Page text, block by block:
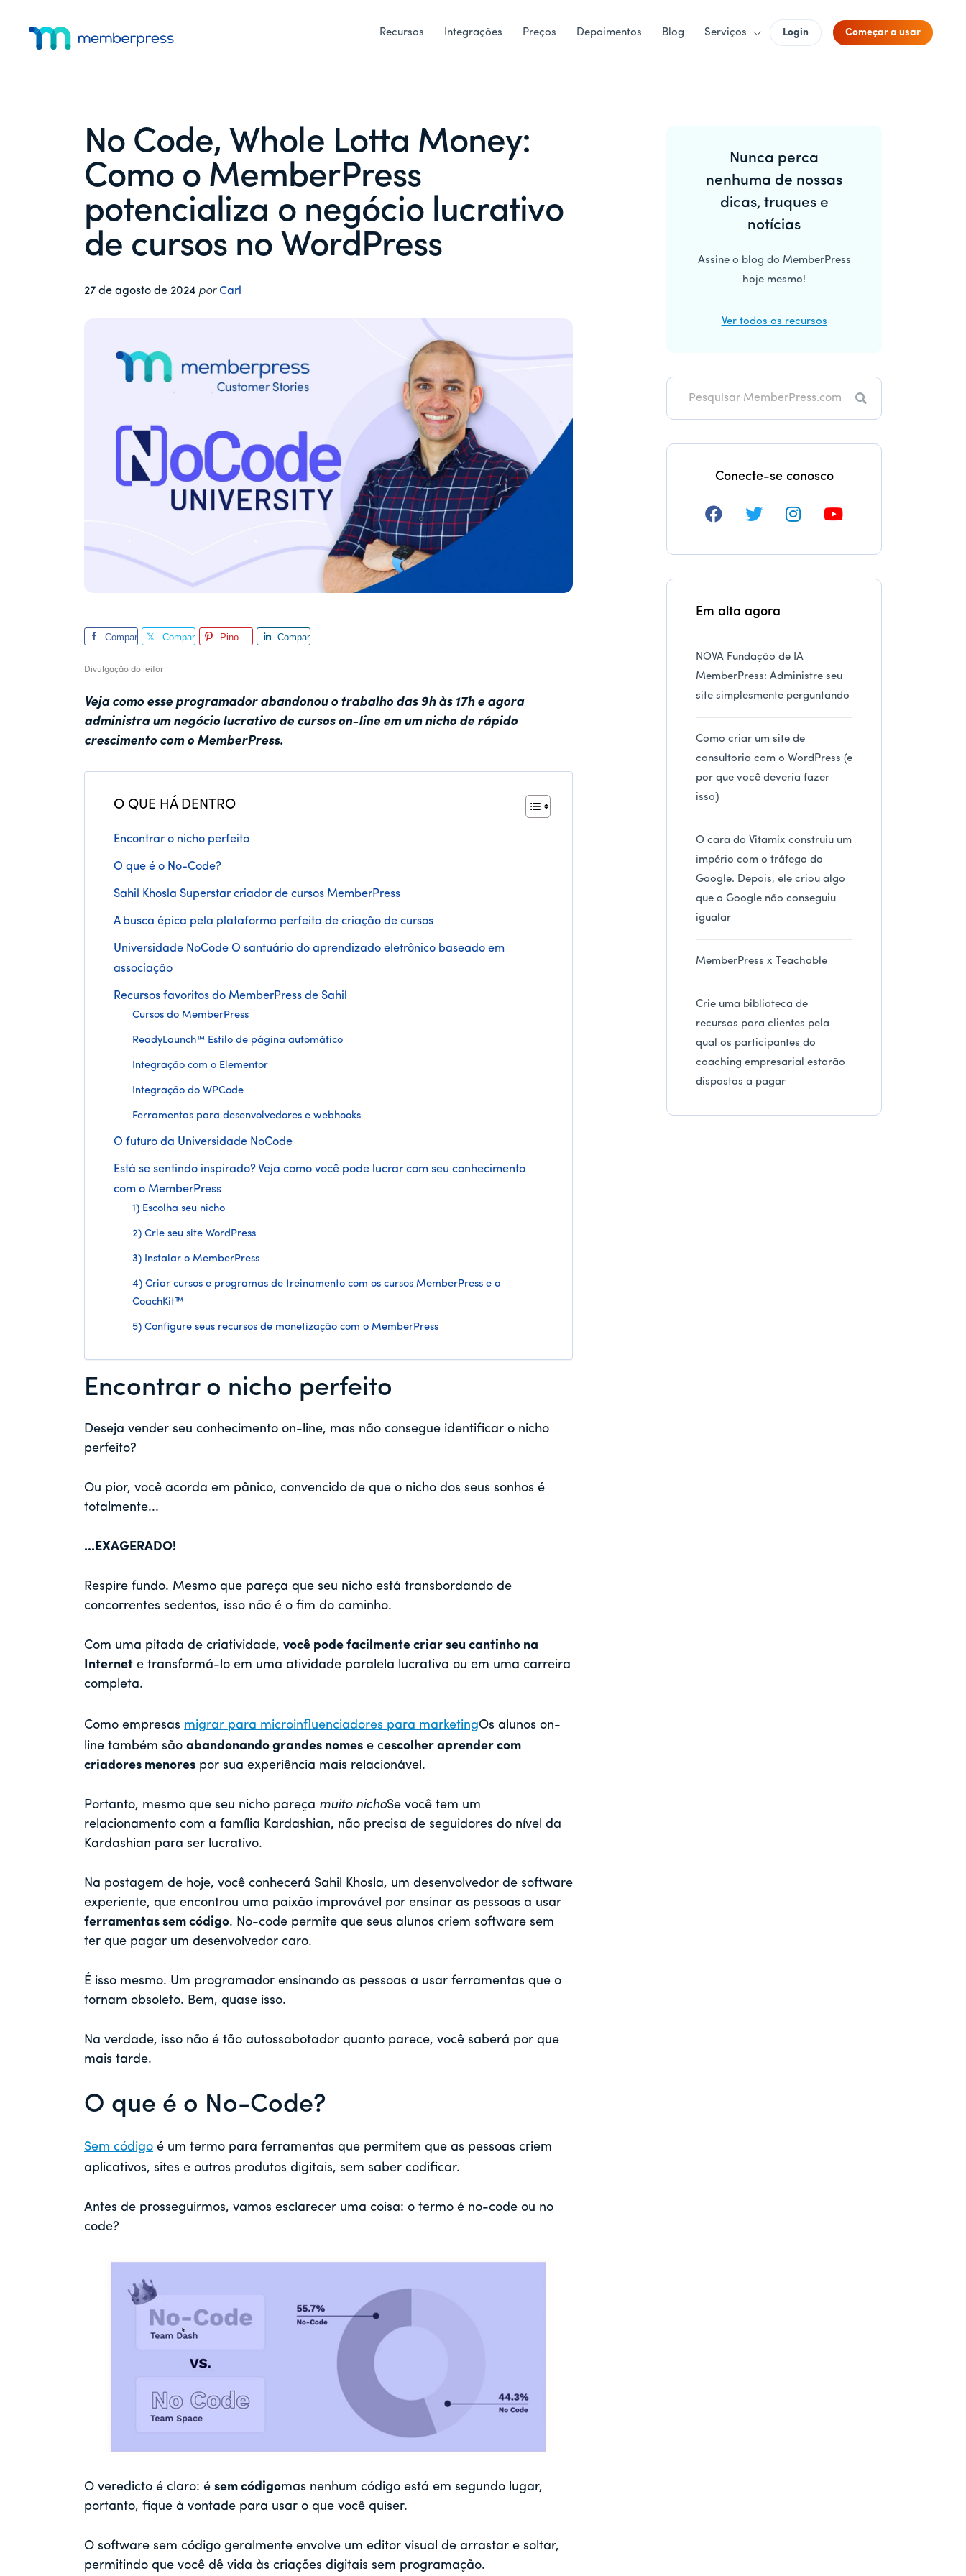
adicional
associação
Recursos Integrações Preços Depoimentos Blog Serviços Login Começar a usar
No Code, Whole Lotta Money:
Como o MemberPress
potencializa o negócio lucrativo
de cursos no WordPress
27 de agosto de 2024 porCarl
Compar
Compar
Pino
Compar
Divulgação do leitor
Veja como esse programador abandonou o trabalho das 9h às 17h e agora
administra um negócio lucrativo de cursos on-line em um nicho de rápido
crescimento com o MemberPress.
O QUE HÁ DENTRO
Encontrar o nicho perfeito
O que é o No-Code?
Sahil Khosla Superstar criador de cursos MemberPress
A busca épica pela plataforma perfeita de criação de cursos
Universidade NoCode O santuário do aprendizado eletrônico baseado em
associação
Recursos favoritos do MemberPress de Sahil
Cursos do MemberPress
ReadyLaunch™ Estilo de página automático
Integração com o Elementor
Integração do WPCode
Ferramentas para desenvolvedores e webhooks
O futuro da Universidade NoCode
Está se sentindo inspirado? Veja como você pode lucrar com seu conhecimento
com o MemberPress
1) Escolha seu nicho
2) Crie seu site WordPress
3) Instalar o MemberPress
4) Criar cursos e programas de treinamento com os cursos MemberPress e o
CoachKit™
5) Configure seus recursos de monetização com o MemberPress
Encontrar o nicho perfeito
Deseja vender seu conhecimento on-line, mas não consegue identificar o nicho
perfeito?
Ou pior, você acorda em pânico, convencido de que o nicho dos seus sonhos é
totalmente...
...EXAGERADO!
Respire fundo. Mesmo que pareça que seu nicho está transbordando de
concorrentes sedentos, isso não é o fim do caminho.
Com uma pitada de criatividade, você pode facilmente criar seu cantinho na
Internet e transformá-lo em uma atividade paralela lucrativa ou em uma carreira
completa.
Como empresas migrar para microinfluenciadores para marketingOs alunos on-
line também são abandonando grandes nomes e cescolher aprender com
criadores menores por sua experiência mais relacionável.
Portanto, mesmo que seu nicho pareça muito nichoSe você tem um
relacionamento com a família Kardashian, não precisa de seguidores do nível da
Kardashian para ser lucrativo.
Na postagem de hoje, você conhecerá Sahil Khosla, um desenvolvedor de software
experiente, que encontrou uma paixão improvável por ensinar as pessoas a usar
ferramentas sem código. No-code permite que seus alunos criem software sem
ter que pagar um desenvolvedor caro.
É isso mesmo. Um programador ensinando as pessoas a usar ferramentas que o
tornam obsoleto. Bem, quase isso.
Na verdade, isso não é tão autossabotador quanto parece, você saberá por que
mais tarde.
O que é o No-Code?
Sem código é um termo para ferramentas que permitem que as pessoas criem
aplicativos, sites e outros produtos digitais, sem saber codificar.
Antes de prosseguirmos, vamos esclarecer uma coisa: o termo é no-code ou no
code?
O veredicto é claro: é sem códigomas nenhum código está em segundo lugar,
portanto, fique à vontade para usar o que você quiser.
O software sem código geralmente envolve um editor visual de arrastar e soltar,
permitindo que você dê vida às criações digitais sem programação.
lateral
principal
Nunca perca
nenhuma de nossas
dicas, truques e
notícias
Assine o blog do MemberPress
hoje mesmo!
Ver todos os recursos
Pesquisa
Conecte-se conosco
Em alta agora
NOVA Fundação de IA
MemberPress: Administre seu
site simplesmente perguntando
Como criar um site de
consultoria com o WordPress (e
por que você deveria fazer
isso)
O cara da Vitamix construiu um
império com o tráfego do
Google. Depois, ele criou algo
que o Google não conseguiu
igualar
MemberPress x Teachable
Crie uma biblioteca de
recursos para clientes pela
qual os participantes do
coaching empresarial estarão
dispostos a pagar